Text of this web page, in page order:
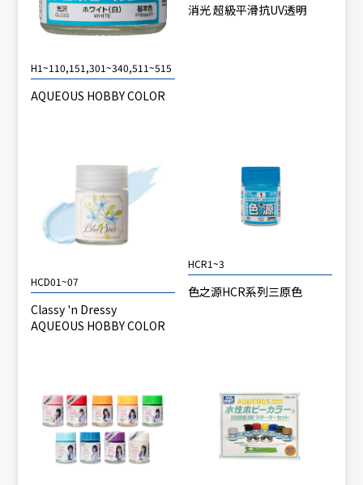
H1~110,151,301~340,511~515
AQUEOUS HOBBY COLOR
消光 超級平滑抗UV透明
HCD01~07
Classy 'n Dressy
AQUEOUS HOBBY COLOR
HCR1~3
色之源HCR系列三原色